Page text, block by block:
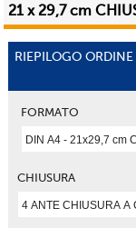
21 x 29,7 cm
RIEPILOGO ORDINE
FORMATO
CHIUSURA